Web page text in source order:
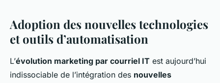
Adoption des nouvelles technologies
et outils d’automatisation
L’évolution marketing par courriel IT est aujourd’hui
indissociable de l’intégration des nouvelles